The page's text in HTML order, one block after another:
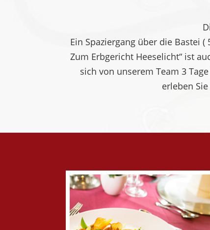
Ein Spaziergang über die Bastei
Zum Erbgericht Heeselicht“ ist
sich von unserem Team 3
erleben